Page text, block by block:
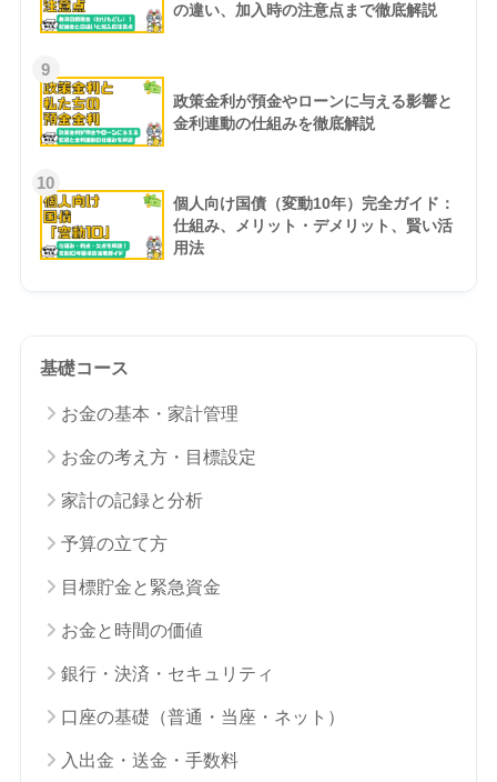
の違い、加入時の注意点まで徹底解説
9
政策金利が預金やローンに与える影響と
金利連動の仕組みを徹底解説
10
個人向け国債（変動10年）完全ガイド：
仕組み、メリット・デメリット、賢い活
用法
基礎コース
お金の基本・家計管理
お金の考え方・目標設定
家計の記録と分析
予算の立て方
目標貯金と緊急資金
お金と時間の価値
銀行・決済・セキュリティ
口座の基礎（普通・当座・ネット）
入出金・送金・手数料